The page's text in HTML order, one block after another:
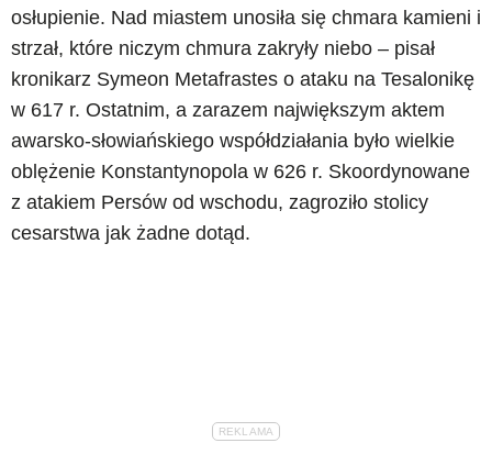
osłupienie. Nad miastem unosiła się chmara kamieni i
strzał, które niczym chmura zakryły niebo – pisał
kronikarz Symeon Metafrastes o ataku na Tesalonikę
w 617 r. Ostatnim, a zarazem największym aktem
awarsko-słowiańskiego współdziałania było wielkie
oblężenie Konstantynopola w 626 r. Skoordynowane
z atakiem Persów od wschodu, zagroziło stolicy
cesarstwa jak żadne dotąd.